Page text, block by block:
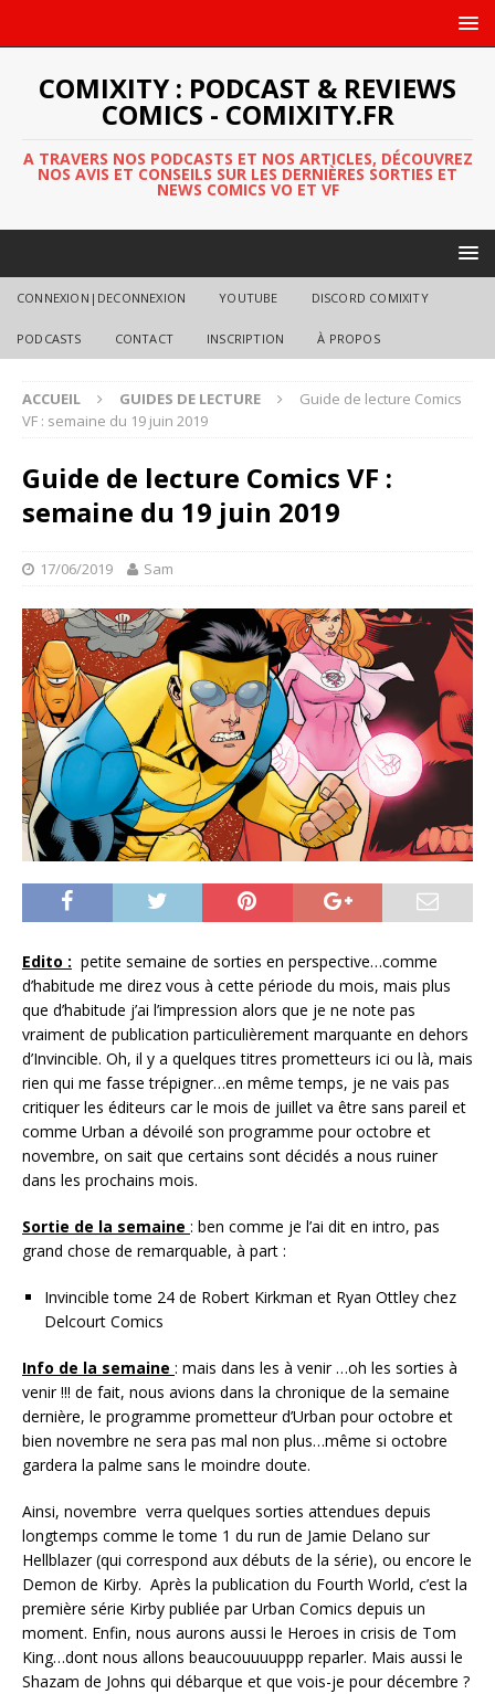
COMIXITY : PODCAST & REVIEWS
COMICS - COMIXITY.FR
A TRAVERS NOS PODCASTS ET NOS ARTICLES, DÉCOUVREZ
NOS AVIS ET CONSEILS SUR LES DERNIÈRES SORTIES ET
NEWS COMICS VO ET VF
CONNEXION|DECONNEXION YOUTUBE DISCORD COMIXITY
PODCASTS CONTACT INSCRIPTION À PROPOS
ACCUEIL GUIDES DE LECTURE
Guide de lecture Comics
VF : semaine du 19 juin 2019
Guide de lecture Comics VF :
semaine du 19 juin 2019
17/06/2019 Sam
Edito : petite semaine de sorties en perspective…comme
d’habitude me direz vous à cette période du mois, mais plus
que d’habitude j’ai l’impression alors que je ne note pas
vraiment de publication particulièrement marquante en dehors
d’Invincible. Oh, il y a quelques titres prometteurs ici ou là, mais
rien qui me fasse trépigner…en même temps, je ne vais pas
critiquer les éditeurs car le mois de juillet va être sans pareil et
comme Urban a dévoilé son programme pour octobre et
novembre, on sait que certains sont décidés a nous ruiner
dans les prochains mois.
Sortie de la semaine : ben comme je l’ai dit en intro, pas
grand chose de remarquable, à part :
Invincible tome 24 de Robert Kirkman et Ryan Ottley chez
Delcourt Comics
Info de la semaine : mais dans les à venir …oh les sorties à
venir !!! de fait, nous avions dans la chronique de la semaine
dernière, le programme prometteur d’Urban pour octobre et
bien novembre ne sera pas mal non plus…même si octobre
gardera la palme sans le moindre doute.
Ainsi, novembre verra quelques sorties attendues depuis
longtemps comme le tome 1 du run de Jamie Delano sur
Hellblazer (qui correspond aux débuts de la série), ou encore le
Demon de Kirby. Après la publication du Fourth World, c’est la
première série Kirby publiée par Urban Comics depuis un
moment. Enfin, nous aurons aussi le Heroes in crisis de Tom
King…dont nous allons beaucouuuuppp reparler. Mais aussi le
Shazam de Johns qui débarque et que vois-je pour décembre ?